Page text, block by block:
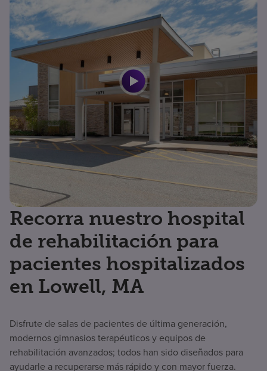
Recorra nuestro hospital
de rehabilitación para
pacientes hospitalizados
en Lowell, MA
Disfrute de salas de pacientes de última generación,
modernos gimnasios terapéuticos y equipos de
rehabilitación avanzados; todos han sido diseñados para
ayudarle a recuperarse más rápido y con mayor fuerza.